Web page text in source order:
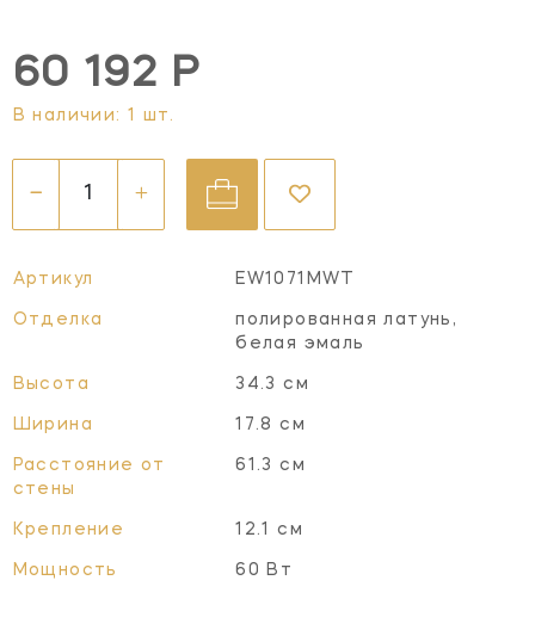
60 192 Р
В наличии: 1 шт.
Артикул EW1071MWT
Отделка
полированная латунь,
белая эмаль
Высота 34.3 см
Ширина 17.8 см
Расстояние от
стены
61.3 см
Крепление 12.1 см
Мощность 60 Вт